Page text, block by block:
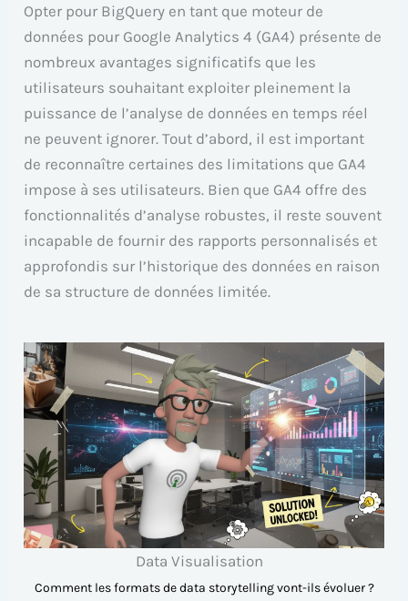
Opter pour BigQuery en tant que moteur de
données pour Google Analytics 4 (GA4) présente de
nombreux avantages significatifs que les
utilisateurs souhaitant exploiter pleinement la
puissance de l’analyse de données en temps réel
ne peuvent ignorer. Tout d’abord, il est important
de reconnaître certaines des limitations que GA4
impose à ses utilisateurs. Bien que GA4 offre des
fonctionnalités d’analyse robustes, il reste souvent
incapable de fournir des rapports personnalisés et
approfondis sur l’historique des données en raison
de sa structure de données limitée.
Data Visualisation
Comment les formats de data storytelling vont-ils évoluer ?